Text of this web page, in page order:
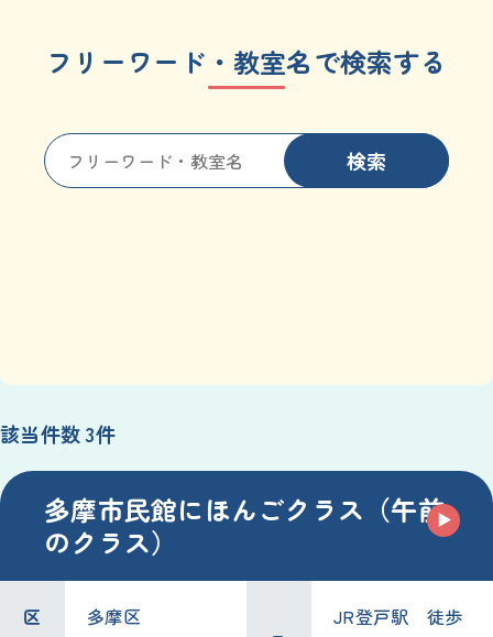
フリーワード・教室名で検索する
検索
該当件数 3件
多摩市民館にほんごクラス（午前
のクラス）
区
多摩区
JR登戸駅 徒歩